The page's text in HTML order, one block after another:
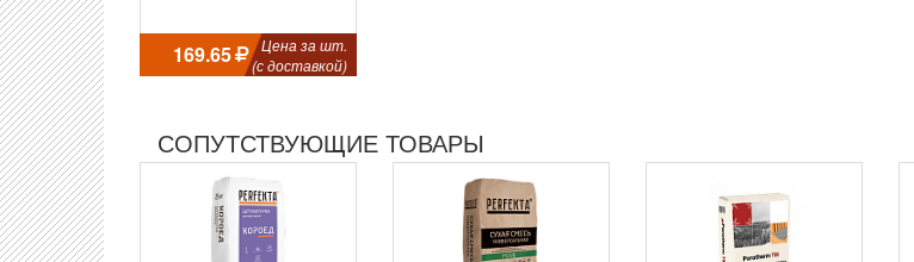
169.65
Цена за шт.
(с доставкой)
СОПУТСТВУЮЩИЕ ТОВАРЫ